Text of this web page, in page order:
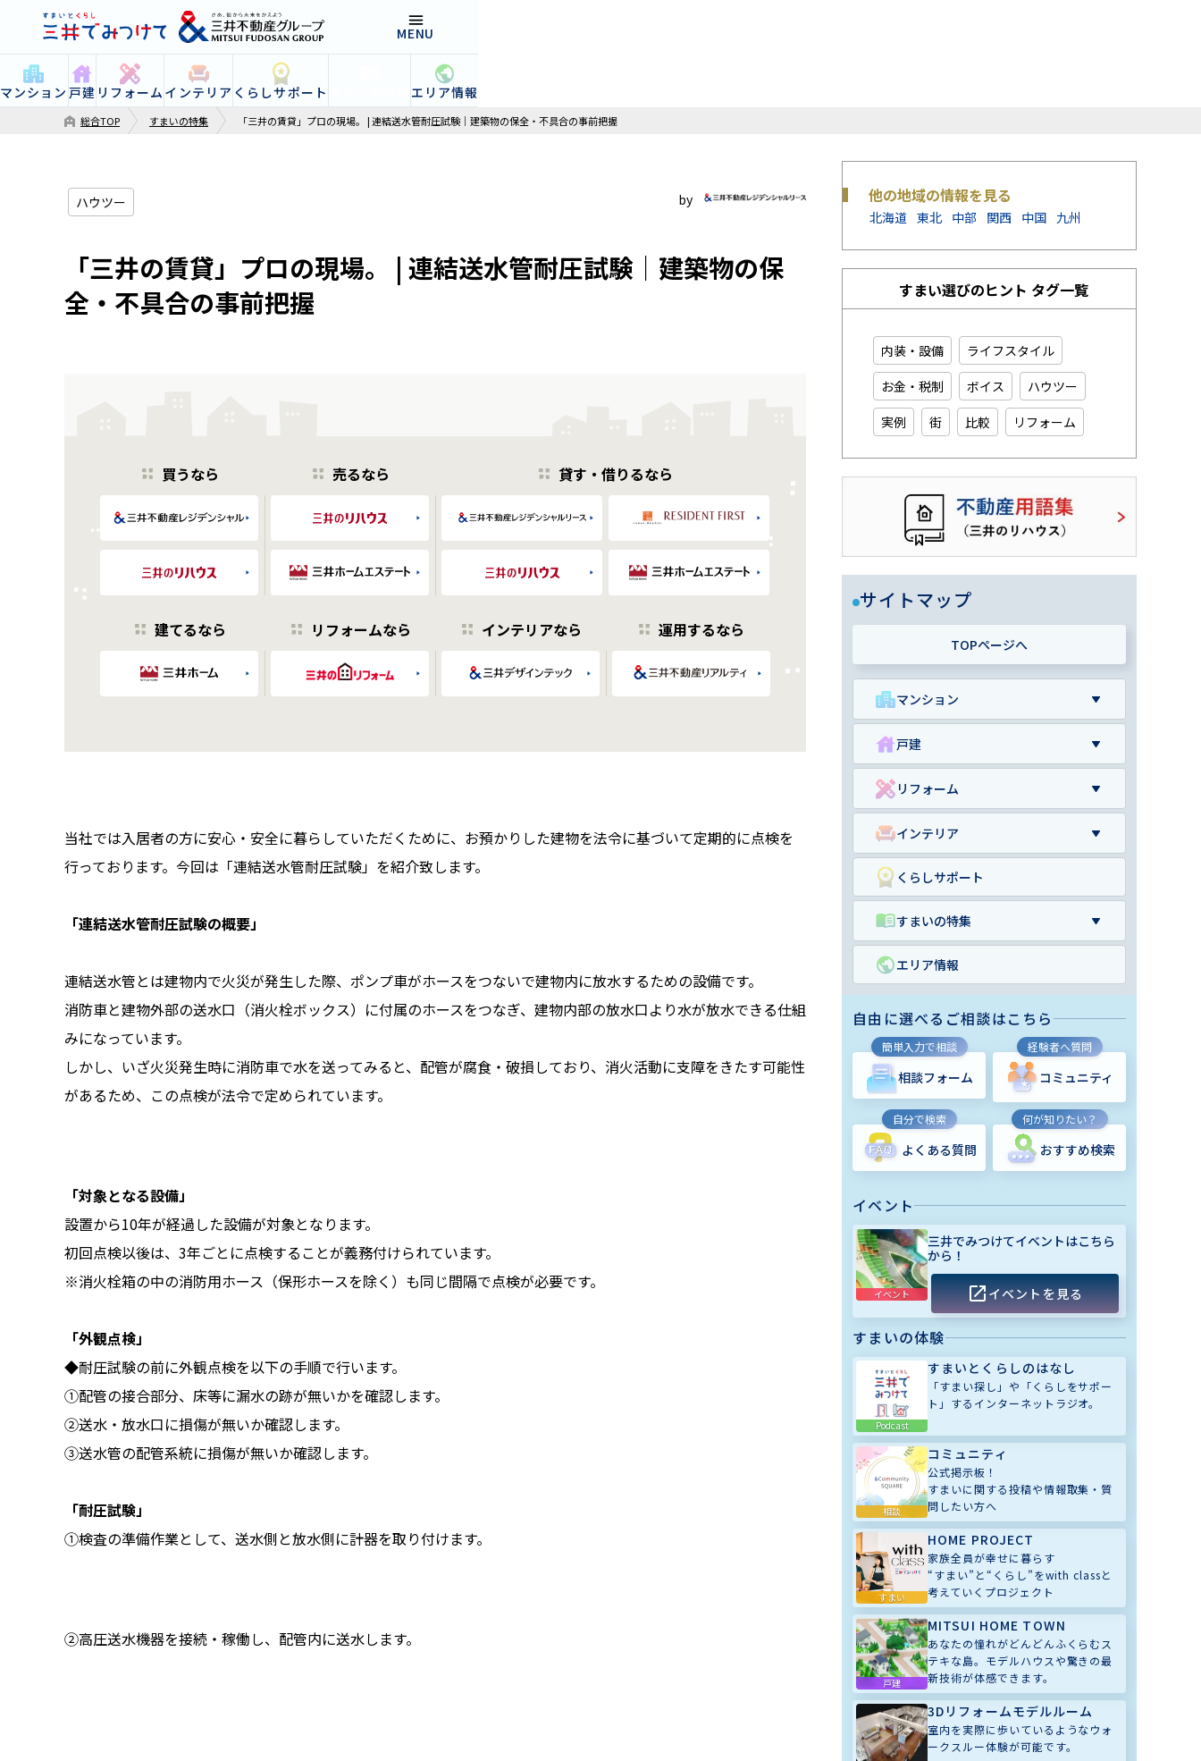
MENU
マンション 戸建 リフォーム インテリア くらしサポート エリア情報
総合TOP すまいの特集 「三井の賃貸」プロの現場。 | 連結送水管耐圧試験｜建築物の保全・不具合の事前把握
ハウツー
「三井の賃貸」プロの現場。 | 連結送水管耐圧試験｜建築物の保
全・不具合の事前把握
買うなら 売るなら
建てるなら リフォームなら
貸す・借りるなら
インテリアなら 運用するなら
当社では入居者の方に安心・安全に暮らしていただくために、お預かりした建物を法令に基づいて定期的に点検を
行っております。今回は「連結送水管耐圧試験」を紹介致します。
「連結送水管耐圧試験の概要」
連結送水管とは建物内で火災が発生した際、ポンプ車がホースをつないで建物内に放水するための設備です。
消防車と建物外部の送水口（消火栓ボックス）に付属のホースをつなぎ、建物内部の放水口より水が放水できる仕組
みになっています。
しかし、いざ火災発生時に消防車で水を送ってみると、配管が腐食・破損しており、消火活動に支障をきたす可能性
があるため、この点検が法令で定められています。
「対象となる設備」
設置から10年が経過した設備が対象となります。
初回点検以後は、3年ごとに点検することが義務付けられています。
※消火栓箱の中の消防用ホース（保形ホースを除く）も同じ間隔で点検が必要です。
「外観点検」
◆耐圧試験の前に外観点検を以下の手順で行います。
①配管の接合部分、床等に漏水の跡が無いかを確認します。
②送水・放水口に損傷が無いか確認します。
③送水管の配管系統に損傷が無いか確認します。
「耐圧試験」
①検査の準備作業として、送水側と放水側に計器を取り付けます。
②高圧送水機器を接続・稼働し、配管内に送水します。
他の地域の情報を見る
北海道 東北 中部 関西 中国 九州
すまい選びのヒント タグ一覧
内装・設備
ライフスタイル
お金・税制
ボイス
ハウツー
実例
街 比較 リフォーム
サイトマップ
TOPページへ
マンション
戸建
リフォーム
インテリア
くらしサポート
すまいの特集
エリア情報
自由に選べるご相談はこちら
簡単入力で相談
相談フォーム
経験者へ質問
コミュニティ
自分で検索
よくある質問
何が知りたい？
おすすめ検索
イベント
イベント
三井でみつけてイベントはこちら
から！
イベントを見る
すまいの体験
Podcast
すまいとくらしのはなし
「すまい探し」や「くらしをサポー
ト」するインターネットラジオ。
相談
コミュニティ
公式掲示板！
すまいに関する投稿や情報取集・質
問したい方へ
すまい
HOME PROJECT
家族全員が幸せに暮らす
“すまい”と“くらし”をwith classと
考えていくプロジェクト
戸建
MITSUI HOME TOWN
あなたの憧れがどんどんふくらむス
テキな島。モデルハウスや驚きの最
新技術が体感できます。
3Dリフォームモデルルーム
室内を実際に歩いているようなウォ
ークスルー体験が可能です。